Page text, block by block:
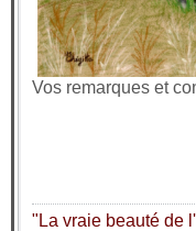
Vos remarques et
"La vraie beauté de